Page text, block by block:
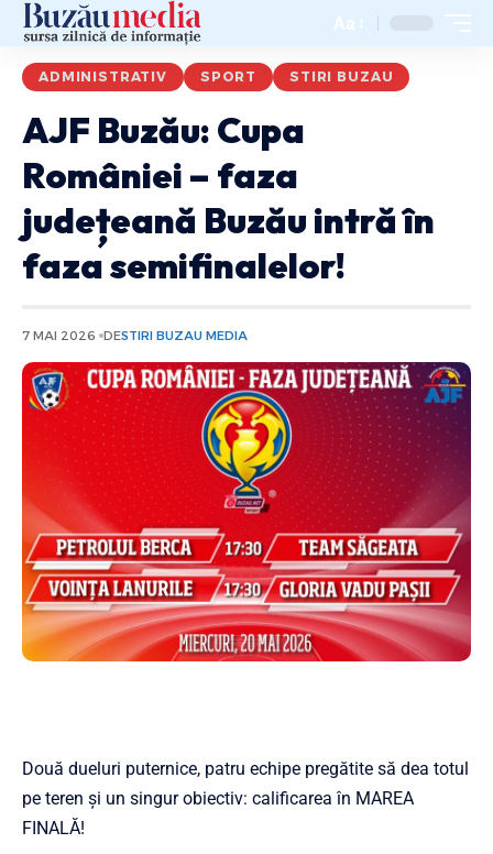
Aa
ADMINISTRATIV SPORT STIRI BUZAU
AJF Buzău: Cupa
României – faza
județeană Buzău intră în
faza semifinalelor!
7 MAI 2026 DESTIRI BUZAU MEDIA
Două dueluri puternice, patru echipe pregătite să dea totul
pe teren și un singur obiectiv: calificarea în MAREA
FINALĂ!